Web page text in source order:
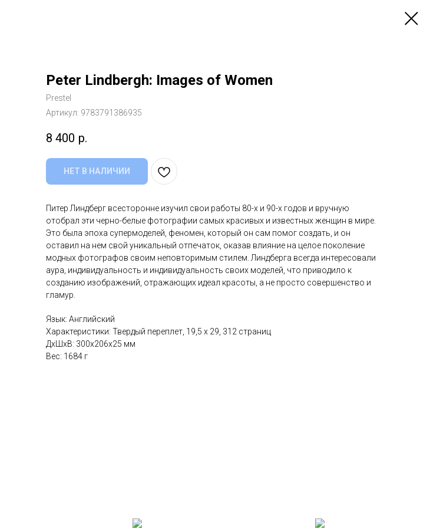
Peter Lindbergh: Images of Women
Prestel
Артикул: 9783791386935
8 400 р.
НЕТ В НАЛИЧИИ
Питер Линдберг всесторонне изучил свои работы 80-х и 90-х годов и вручную
отобрал эти черно-белые фотографии самых красивых и известных женщин в мире.
Это была эпоха супермоделей, феномен, который он сам помог создать, и он
оставил на нем свой уникальный отпечаток, оказав влияние на целое поколение
модных фотографов своим неповторимым стилем. Линдберга всегда интересовали
аура, индивидуальность и индивидуальность своих моделей, что приводило к
созданию изображений, отражающих идеал красоты, а не просто совершенство и
гламур.
Язык: Английский
Характеристики: Твердый переплет, 19,5 х 29, 312 страниц
ДxШxВ: 300x206x25 мм
Вес: 1684 г